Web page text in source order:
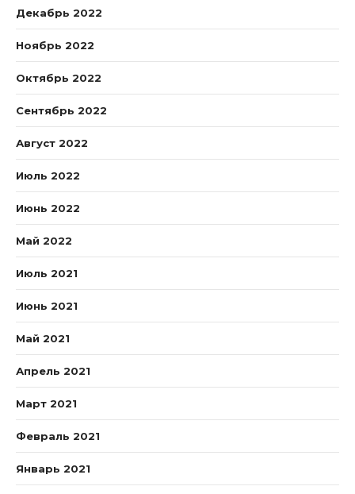
Декабрь 2022
Ноябрь 2022
Октябрь 2022
Сентябрь 2022
Август 2022
Июль 2022
Июнь 2022
Май 2022
Июль 2021
Июнь 2021
Май 2021
Апрель 2021
Март 2021
Февраль 2021
Январь 2021